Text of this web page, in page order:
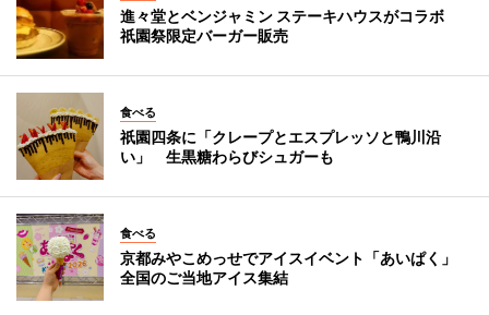
進々堂とベンジャミン ステーキハウスがコラボ
祇園祭限定バーガー販売
食べる
祇園四条に「クレープとエスプレッソと鴨川沿
い」 生黒糖わらびシュガーも
食べる
京都みやこめっせでアイスイベント「あいぱく」
全国のご当地アイス集結